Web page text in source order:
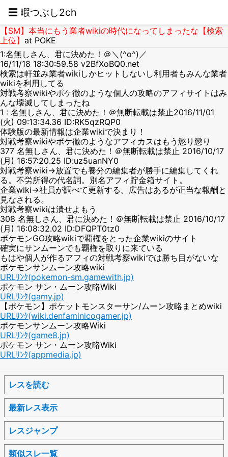
☰ 暇つぶし2ch
【SM】本当にもう業者wikiの時代になってしまったな【検索
上位】 at POKE
1:名無しさん、君に決めた！＠＼(^o^)／
16/11/18 18:30:59.58 v2BfXoBQ0.net
検索は軒並み業者wikiしかヒットしないし利用者もみんな業者
wikiを利用してる
対戦考察wikiやポケ徹のような個人の攻略のアフィサイトはみ
んな壊滅してしまったね
1 : 名無しさん、君に決めた！＠無断転載は禁止2016/11/01
(火) 09:13:34.36 ID:RK5qzRQP0
体験版の最新情報は企業wikiで決まり！
対戦考察wikiやポケ徹のようなアフィカスはもう懲り懲り
377 名無しさん、君に決めた！＠無断転載は禁止 2016/10/17
(月) 16:57:20.25 ID:uz5uanNY0
対戦考察wiki→放置でも養分の編集者が勝手に編集してくれ
る。不労所得の代名詞。別名アフィ貯金箱サイト。
企業wiki→社員が調べて更新する。広告はあるが正当な報酬と
見なされる。
対戦考察wikiは潰せよもう
308 名無しさん、君に決めた！＠無断転載は禁止 2016/10/17
(月) 16:08:32.02 ID:DFQPT0tz0
ポケモンGO攻略wikiで覇権をとった企業wikiのサイト
確実にサンムーンでも覇権を取りに来ている
もはや個人が作るアフィの対戦考察wikiでは勝ち目がないな
ポケモンサンムーン攻略wiki
URLﾘﾝｸ(pokemon-sm.gamewith.jp)
ポケモン サン・ムーン攻略Wiki
URLﾘﾝｸ(gamy.jp)
【ポケモン】ポケットモンスターサン/ムーン攻略まとめwiki
URLﾘﾝｸ(wiki.denfaminicogamer.jp)
ポケモンサンムーン攻略Wiki
URLﾘﾝｸ(game8.jp)
ポケモン サン・ムーン攻略Wiki
URLﾘﾝｸ(appmedia.jp)
レスを読む
最新レス表示
レスジャンプ
類似スレ一覧